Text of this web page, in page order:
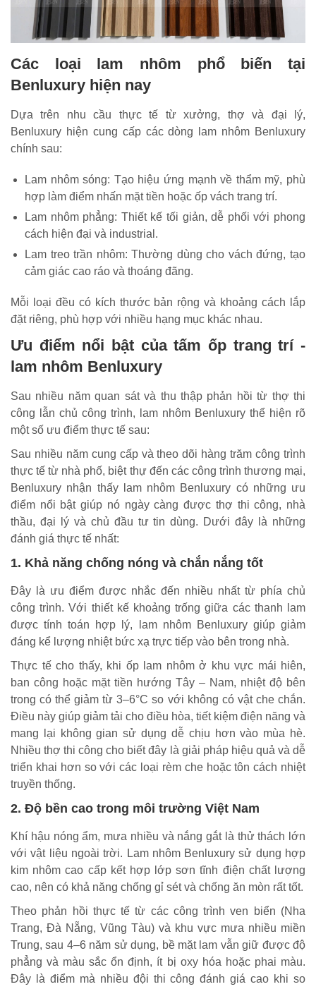
Các loại lam nhôm phổ biến tại
Benluxury hiện nay
Dựa trên nhu cầu thực tế từ xưởng, thợ và đại lý,
Benluxury hiện cung cấp các dòng lam nhôm Benluxury
chính sau:
Lam nhôm sóng: Tạo hiệu ứng mạnh về thẩm mỹ, phù
hợp làm điểm nhấn mặt tiền hoặc ốp vách trang trí.
Lam nhôm phẳng: Thiết kế tối giản, dễ phối với phong
cách hiện đại và industrial.
Lam treo trần nhôm: Thường dùng cho vách đứng, tạo
cảm giác cao ráo và thoáng đãng.
Mỗi loại đều có kích thước bản rộng và khoảng cách lắp
đặt riêng, phù hợp với nhiều hạng mục khác nhau.
Ưu điểm nổi bật của tấm ốp trang trí -
lam nhôm Benluxury
Sau nhiều năm quan sát và thu thập phản hồi từ thợ thi
công lẫn chủ công trình, lam nhôm Benluxury thể hiện rõ
một số ưu điểm thực tế sau:
Sau nhiều năm cung cấp và theo dõi hàng trăm công trình
thực tế từ nhà phố, biệt thự đến các công trình thương mại,
Benluxury nhận thấy lam nhôm Benluxury có những ưu
điểm nổi bật giúp nó ngày càng được thợ thi công, nhà
thầu, đại lý và chủ đầu tư tin dùng. Dưới đây là những
đánh giá thực tế nhất:
1. Khả năng chống nóng và chắn nắng tốt
Đây là ưu điểm được nhắc đến nhiều nhất từ phía chủ
công trình. Với thiết kế khoảng trống giữa các thanh lam
được tính toán hợp lý, lam nhôm Benluxury giúp giảm
đáng kể lượng nhiệt bức xạ trực tiếp vào bên trong nhà.
Thực tế cho thấy, khi ốp lam nhôm ở khu vực mái hiên,
ban công hoặc mặt tiền hướng Tây – Nam, nhiệt độ bên
trong có thể giảm từ 3–6°C so với không có vật che chắn.
Điều này giúp giảm tải cho điều hòa, tiết kiệm điện năng và
mang lại không gian sử dụng dễ chịu hơn vào mùa hè.
Nhiều thợ thi công cho biết đây là giải pháp hiệu quả và dễ
triển khai hơn so với các loại rèm che hoặc tôn cách nhiệt
truyền thống.
2. Độ bền cao trong môi trường Việt Nam
Khí hậu nóng ẩm, mưa nhiều và nắng gắt là thử thách lớn
với vật liệu ngoài trời. Lam nhôm Benluxury sử dụng hợp
kim nhôm cao cấp kết hợp lớp sơn tĩnh điện chất lượng
cao, nên có khả năng chống gỉ sét và chống ăn mòn rất tốt.
Theo phản hồi thực tế từ các công trình ven biển (Nha
Trang, Đà Nẵng, Vũng Tàu) và khu vực mưa nhiều miền
Trung, sau 4–6 năm sử dụng, bề mặt lam vẫn giữ được độ
phẳng và màu sắc ổn định, ít bị oxy hóa hoặc phai màu.
Đây là điểm mà nhiều đội thi công đánh giá cao khi so